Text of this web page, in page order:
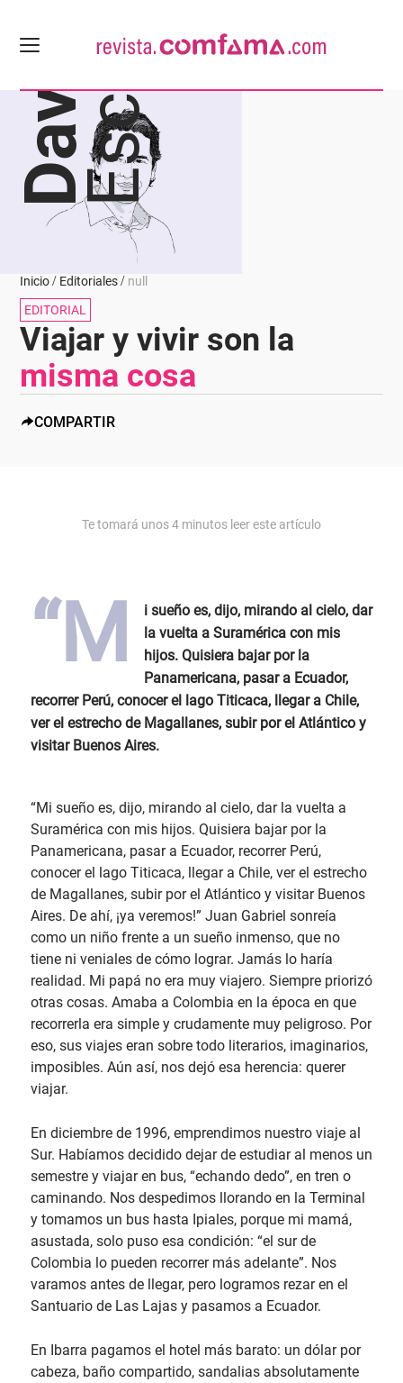
Inicio Editoriales null
DavidEscobar
EDITORIAL
Viajar y vivir son la
misma cosa
COMPARTIR
Te tomará unos4 minutos leer este artículo
“M
i sueño es, dijo, mirando al cielo, dar
la vuelta a Suramérica con mis
hijos. Quisiera bajar por la
Panamericana, pasar a Ecuador,
recorrer Perú, conocer el lago Titicaca, llegar a Chile,
ver el estrecho de Magallanes, subir por el Atlántico y
visitar Buenos Aires.
“Mi sueño es, dijo, mirando al cielo, dar la vuelta a
Suramérica con mis hijos. Quisiera bajar por la
Panamericana, pasar a Ecuador, recorrer Perú,
conocer el lago Titicaca, llegar a Chile, ver el estrecho
de Magallanes, subir por el Atlántico y visitar Buenos
Aires. De ahí, ¡ya veremos!” Juan Gabriel sonreía
como un niño frente a un sueño inmenso, que no
tiene ni veniales de cómo lograr. Jamás lo haría
realidad. Mi papá no era muy viajero. Siempre priorizó
otras cosas. Amaba a Colombia en la época en que
recorrerla era simple y crudamente muy peligroso. Por
eso, sus viajes eran sobre todo literarios, imaginarios,
imposibles. Aún así, nos dejó esa herencia: querer
viajar.
En diciembre de 1996, emprendimos nuestro viaje al
Sur. Habíamos decidido dejar de estudiar al menos un
semestre y viajar en bus, “echando dedo”, en tren o
caminando. Nos despedimos llorando en la Terminal
y tomamos un bus hasta Ipiales, porque mi mamá,
asustada, solo puso esa condición: “el sur de
Colombia lo pueden recorrer más adelante”. Nos
varamos antes de llegar, pero logramos rezar en el
Santuario de Las Lajas y pasamos a Ecuador.
En Ibarra pagamos el hotel más barato: un dólar por
cabeza, baño compartido, sandalias absolutamente